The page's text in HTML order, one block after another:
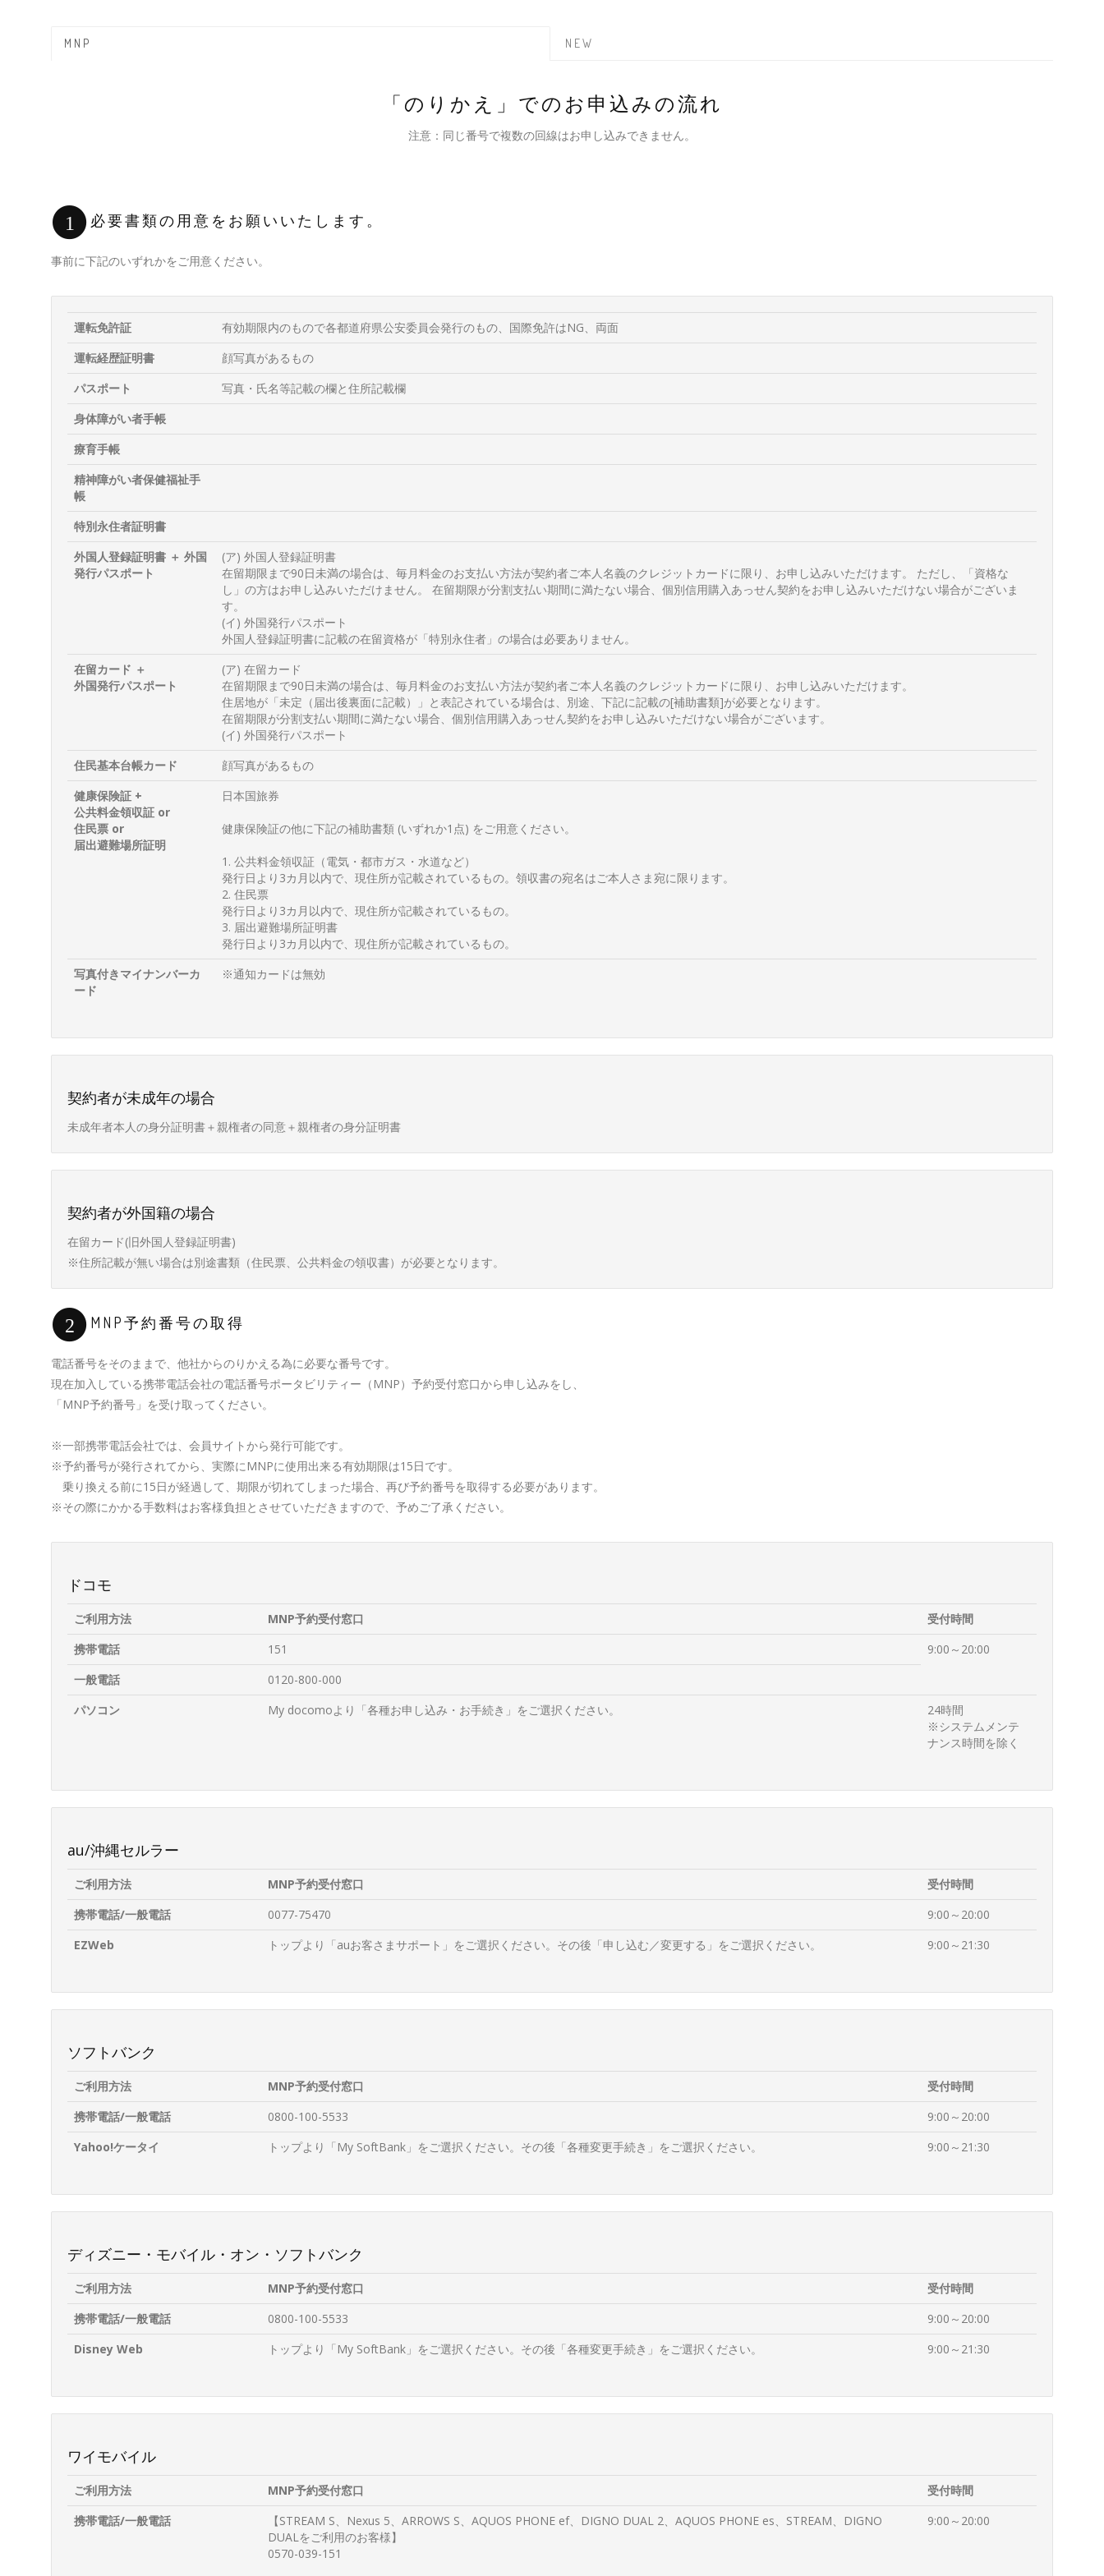
MNP NEW
「のりかえ」でのお申込みの流れ
注意：同じ番号で複数の回線はお申し込みできません。
1 必要書類の用意をお願いいたします。
事前に下記のいずれかをご用意ください。
運転免許証
有効期限内のもので各都道府県公安委員会発行のもの、国際免許はNG、両面
運転経歴証明書
顔写真があるもの
パスポート
写真・氏名等記載の欄と住所記載欄
身体障がい者手帳
療育手帳
精神障がい者保健福祉手
帳
特別永住者証明書
外国人登録証明書 ＋ 外国
発行パスポート
(ア) 外国人登録証明書
在留期限まで90日未満の場合は、毎月料金のお支払い方法が契約者ご本人名義のクレジットカードに限り、お申し込みいただけます。 ただし、「資格な
し」の方はお申し込みいただけません。 在留期限が分割支払い期間に満たない場合、個別信用購入あっせん契約をお申し込みいただけない場合がございま
す。
(イ) 外国発行パスポート
外国人登録証明書に記載の在留資格が「特別永住者」の場合は必要ありません。
在留カード ＋
外国発行パスポート
(ア) 在留カード
在留期限まで90日未満の場合は、毎月料金のお支払い方法が契約者ご本人名義のクレジットカードに限り、お申し込みいただけます。
住居地が「未定（届出後裏面に記載）」と表記されている場合は、別途、下記に記載の[補助書類]が必要となります。
在留期限が分割支払い期間に満たない場合、個別信用購入あっせん契約をお申し込みいただけない場合がございます。
(イ) 外国発行パスポート
住民基本台帳カード
顔写真があるもの
健康保険証 +
公共料金領収証 or
住民票 or
届出避難場所証明
日本国旅券
健康保険証の他に下記の補助書類 (いずれか1点) をご用意ください。
1. 公共料金領収証（電気・都市ガス・水道など）
発行日より3カ月以内で、現住所が記載されているもの。領収書の宛名はご本人さま宛に限ります。
2. 住民票
発行日より3カ月以内で、現住所が記載されているもの。
3. 届出避難場所証明書
発行日より3カ月以内で、現住所が記載されているもの。
写真付きマイナンバーカ
ード
※通知カードは無効
契約者が未成年の場合
未成年者本人の身分証明書＋親権者の同意＋親権者の身分証明書
契約者が外国籍の場合
在留カード(旧外国人登録証明書)
※住所記載が無い場合は別途書類（住民票、公共料金の領収書）が必要となります。
2 MNP予約番号の取得
電話番号をそのままで、他社からのりかえる為に必要な番号です。
現在加入している携帯電話会社の電話番号ポータビリティー（MNP）予約受付窓口から申し込みをし、
「MNP予約番号」を受け取ってください。
※一部携帯電話会社では、会員サイトから発行可能です。
※予約番号が発行されてから、実際にMNPに使用出来る有効期限は15日です。
乗り換える前に15日が経過して、期限が切れてしまった場合、再び予約番号を取得する必要があります。
※その際にかかる手数料はお客様負担とさせていただきますので、予めご了承ください。
ドコモ
ご利用方法 MNP予約受付窓口
受付時間
携帯電話
151
9:00～20:00
一般電話
0120-800-000
パソコン
My docomoより「各種お申し込み・お手続き」をご選択ください。
24時間
※システムメンテ
ナンス時間を除く
au/沖縄セルラー
ご利用方法 MNP予約受付窓口
受付時間
携帯電話/一般電話
0077-75470
9:00～20:00
EZWeb
トップより「auお客さまサポート」をご選択ください。その後「申し込む／変更する」をご選択ください。 9:00～21:30
ソフトバンク
ご利用方法 MNP予約受付窓口
受付時間
携帯電話/一般電話
0800-100-5533
9:00～20:00
Yahoo!ケータイ
トップより「My SoftBank」をご選択ください。その後「各種変更手続き」をご選択ください。 9:00～21:30
ディズニー・モバイル・オン・ソフトバンク
ご利用方法 MNP予約受付窓口
受付時間
携帯電話/一般電話
0800-100-5533
9:00～20:00
Disney Web
トップより「My SoftBank」をご選択ください。その後「各種変更手続き」をご選択ください。 9:00～21:30
ワイモバイル
ご利用方法 MNP予約受付窓口
受付時間
携帯電話/一般電話
【STREAM S、Nexus 5、ARROWS S、AQUOS PHONE ef、DIGNO DUAL 2、AQUOS PHONE es、STREAM、DIGNO
DUALをご利用のお客様】
0570-039-151
9:00～20:00